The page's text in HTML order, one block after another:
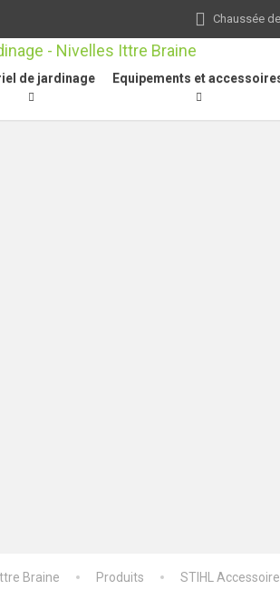
Chaussée
de jardinage Equipements et
Braine Produits STIHL